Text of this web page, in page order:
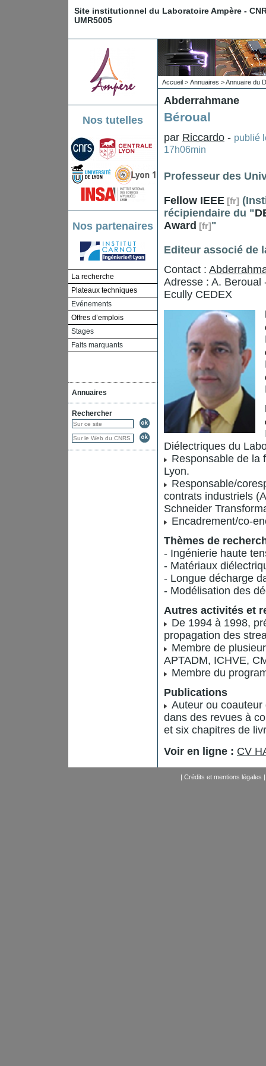
Site institutionnel du Laboratoire Ampère -
UMR5005
Nos tutelles
Nos partenaires
La recherche
Plateaux techniques
Evénements
Offres d’emplois
Stages
Faits marquants
Annuaires
Rechercher
Accueil > Annuaires >Annuaire du
Abderrahmane
Béroual
par Riccardo - publié
17h06min
Professeur des
Fellow IEEE
récipiendaire du "
Award
"
Editeur associé de
Contact :
Adresse : A. Beroual
Ecully CEDEX
Diélectriques du
Responsable de la
Lyon.
Responsable/
contrats industriels
Schneider
Encadrement/co-
Thèmes de
- Ingénierie haute
- Matériaux
- Longue décharge
- Modélisation des
Autres activités et
De 1994 à 1998,
propagation des
Membre de
APTADM, ICHVE,
Membre du
Publications
Auteur ou
dans des revues à
et six chapitres de
Voir en ligne : CV
| Crédits et mentions légales